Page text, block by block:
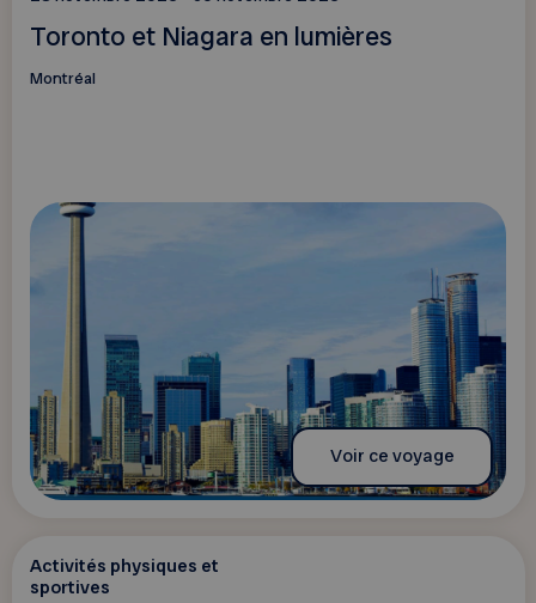
Toronto et Niagara en lumières
Montréal
Voir ce voyage
Activités physiques et
sportives